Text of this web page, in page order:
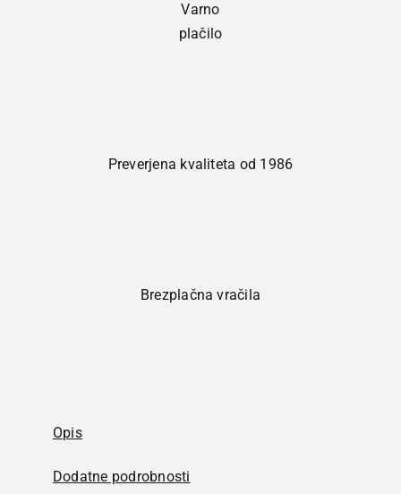
Varno
plačilo
Preverjena kvaliteta od 1986
Brezplačna vračila
Opis
Dodatne podrobnosti